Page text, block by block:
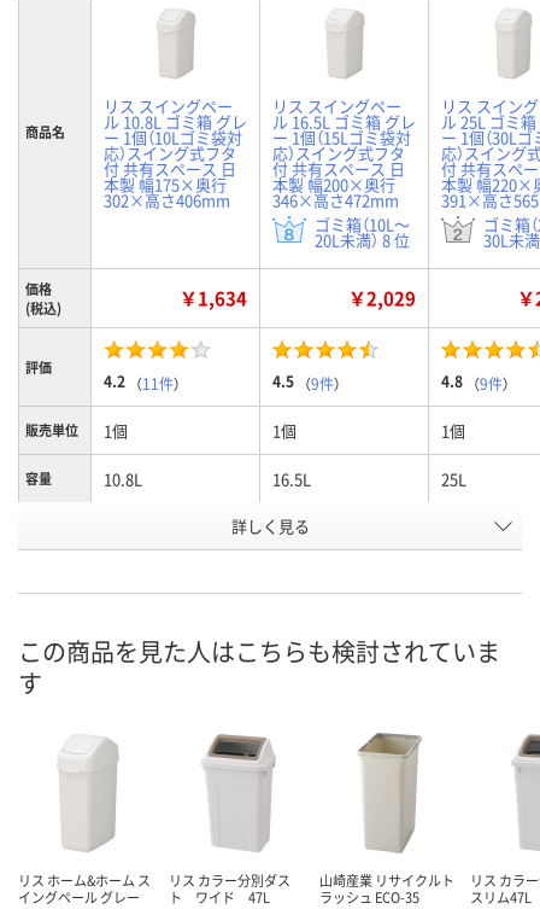
商品名
リス スイングペー
ル 10.8L ゴミ箱 グレ
ー 1個（10Lゴミ袋対
応）スイング式フタ
付 共有スペース 日
本製 幅175×奥行
302×高さ406mm
リス スイングペー
ル 16.5L ゴミ箱 グレ
ー 1個（15Lゴミ袋対
応）スイング式フタ
付 共有スペース 日
本製 幅200×奥行
346×高さ472mm
ゴミ箱（10L～
20L未満） 8 位
リス スイン
ル 25L ゴミ
ー 1個（30L
応）スイング
付 共有スペ
本製 幅220×
391×高さ
ゴミ箱
30L未満
価格
(税込)
￥1,634 ￥2,029
評価
4.2 （11件） 4.5 （9件） 4.8 （9件）
販売単位 1個 1個 1個
容量 10.8L 16.5L 25L
2703322 2703242
8月10日（月）
カゴへ カゴへ カ
詳しく見る
この商品を見た人はこちらも検討されていま
す
リス ホーム&ホーム ス
イングペール グレー
リス カラー分別ダス
ト ワイド 47L
山崎産業 リサイクルト
ラッシュ ECO-35
リス カラ
スリム47L